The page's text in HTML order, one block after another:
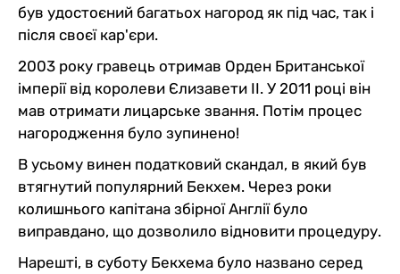
був удостоєний багатьох нагород як під час, так і
після своєї кар'єри.
2003 року гравець отримав Орден Британської
імперії від королеви Єлизавети II. У 2011 році він
мав отримати лицарське звання. Потім процес
нагородження було зупинено!
В усьому винен податковий скандал, в який був
втягнутий популярний Бекхем. Через роки
колишнього капітана збірної Англії було
виправдано, що дозволило відновити процедуру.
Нарешті, в суботу Бекхема було названо серед